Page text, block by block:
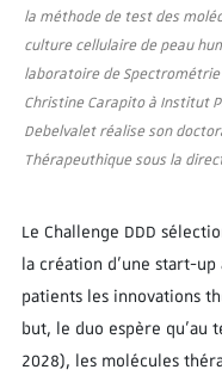
la méthode de test des
culture cellulaire de peau
laboratoire de
Christine Carapito à Institut
Debelvalet réalise son
Thérapeuthique sous la
Le Challenge DDD
la création d’une start-
patients les innovations
but, le duo espère qu’au
2028), les molécules